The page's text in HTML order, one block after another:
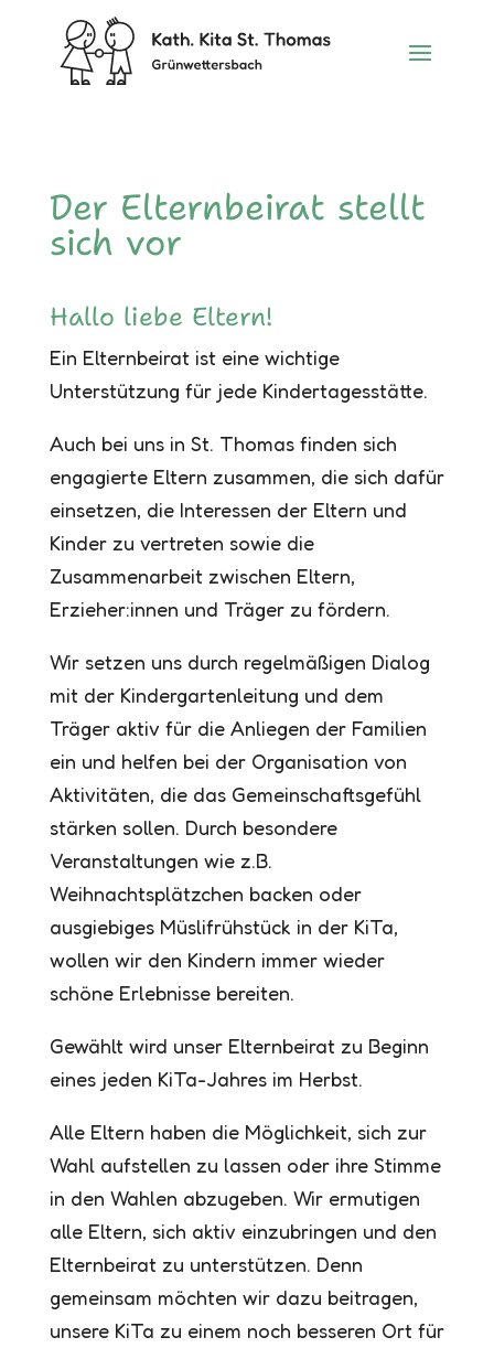
Der Elternbeirat stellt
sich vor
Hallo liebe Eltern!
Ein Elternbeirat ist eine wichtige
Unterstützung für jede Kindertagesstätte.
Auch bei uns in St. Thomas finden sich
engagierte Eltern zusammen, die sich dafür
einsetzen, die Interessen der Eltern und
Kinder zu vertreten sowie die
Zusammenarbeit zwischen Eltern,
Erzieher:innen und Träger zu fördern.
Wir setzen uns durch regelmäßigen Dialog
mit der Kindergartenleitung und dem
Träger aktiv für die Anliegen der Familien
ein und helfen bei der Organisation von
Aktivitäten, die das Gemeinschaftsgefühl
stärken sollen. Durch besondere
Veranstaltungen wie z.B.
Weihnachtsplätzchen backen oder
ausgiebiges Müslifrühstück in der KiTa,
wollen wir den Kindern immer wieder
schöne Erlebnisse bereiten.
Gewählt wird unser Elternbeirat zu Beginn
eines jeden KiTa-Jahres im Herbst.
Alle Eltern haben die Möglichkeit, sich zur
Wahl aufstellen zu lassen oder ihre Stimme
in den Wahlen abzugeben. Wir ermutigen
alle Eltern, sich aktiv einzubringen und den
Elternbeirat zu unterstützen. Denn
gemeinsam möchten wir dazu beitragen,
unsere KiTa zu einem noch besseren Ort für